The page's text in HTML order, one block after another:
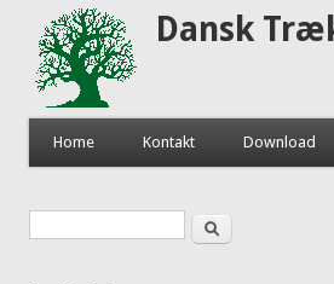
Dansk
Home Kontakt Download
Søgefelt Søg